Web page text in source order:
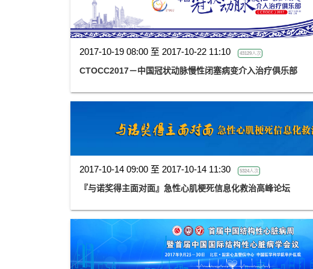
2017-10-19 08:00 至 2017-10-22 11:10 43129人次
CTOCC2017－中国冠状动脉慢性闭塞病变介入治疗俱乐部
2017-10-14 09:00 至 2017-10-14 11:30 5324人次
『与诺奖得主面对面』急性心肌梗死信息化救治高峰论坛